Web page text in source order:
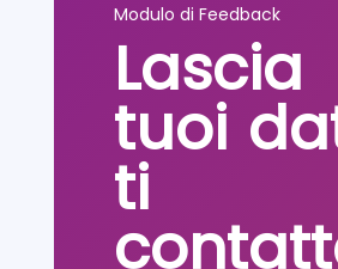
Modulo di Feedback
tuoi
ti